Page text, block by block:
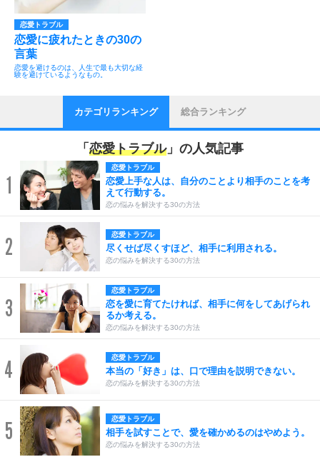
恋愛トラブル
恋愛に疲れたときの30の
言葉
恋愛を避けるのは、人生で最も大切な経
験を避けているようなもの。
カテゴリランキング 総合ランキング
「 恋愛トラブル」の人気記事
1
恋愛トラブル
恋愛上手な人は、自分のことより相手のことを考
えて行動する。
恋の悩みを解決する30の方法
2 恋愛トラブル
尽くせば尽くすほど、相手に利用される。
恋の悩みを解決する30の方法
3
恋愛トラブル
恋を愛に育てたければ、相手に何をしてあげられ
るか考える。
恋の悩みを解決する30の方法
4 恋愛トラブル
本当の「好き」は、口で理由を説明できない。
恋の悩みを解決する30の方法
5 恋愛トラブル
相手を試すことで、愛を確かめるのはやめよう。
恋の悩みを解決する30の方法